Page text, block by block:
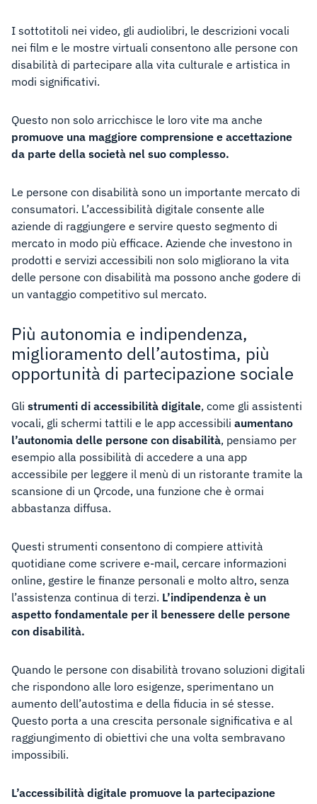
I sottotitoli nei video, gli audiolibri, le descrizioni vocali
nei film e le mostre virtuali consentono alle persone con
disabilità di partecipare alla vita culturale e artistica in
modi significativi.
Questo non solo arricchisce le loro vite ma anche
promuove una maggiore comprensione e accettazione
da parte della società nel suo complesso.
Le persone con disabilità sono un importante mercato di
consumatori. L’accessibilità digitale consente alle
aziende di raggiungere e servire questo segmento di
mercato in modo più efficace. Aziende che investono in
prodotti e servizi accessibili non solo migliorano la vita
delle persone con disabilità ma possono anche godere di
un vantaggio competitivo sul mercato.
Più autonomia e indipendenza,
miglioramento dell’autostima, più
opportunità di partecipazione sociale
Gli strumenti di accessibilità digitale, come gli assistenti
vocali, gli schermi tattili e le app accessibili aumentano
l’autonomia delle persone con disabilità, pensiamo per
esempio alla possibilità di accedere a una app
accessibile per leggere il menù di un ristorante tramite la
scansione di un Qrcode, una funzione che è ormai
abbastanza diffusa.
Questi strumenti consentono di compiere attività
quotidiane come scrivere e-mail, cercare informazioni
online, gestire le finanze personali e molto altro, senza
l’assistenza continua di terzi. L’indipendenza è un
aspetto fondamentale per il benessere delle persone
con disabilità.
Quando le persone con disabilità trovano soluzioni digitali
che rispondono alle loro esigenze, sperimentano un
aumento dell’autostima e della fiducia in sé stesse.
Questo porta a una crescita personale significativa e al
raggiungimento di obiettivi che una volta sembravano
impossibili.
L’accessibilità digitale promuove la partecipazione